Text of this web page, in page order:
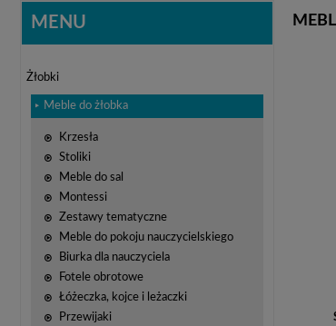
MENU
Żłobki
Meble do żłobka
Krzesła
Stoliki
Meble do sal
Montessi
Zestawy tematyczne
Meble do pokoju nauczycielskiego
Biurka dla nauczyciela
Fotele obrotowe
Łóżeczka, kojce i leżaczki
Przewijaki